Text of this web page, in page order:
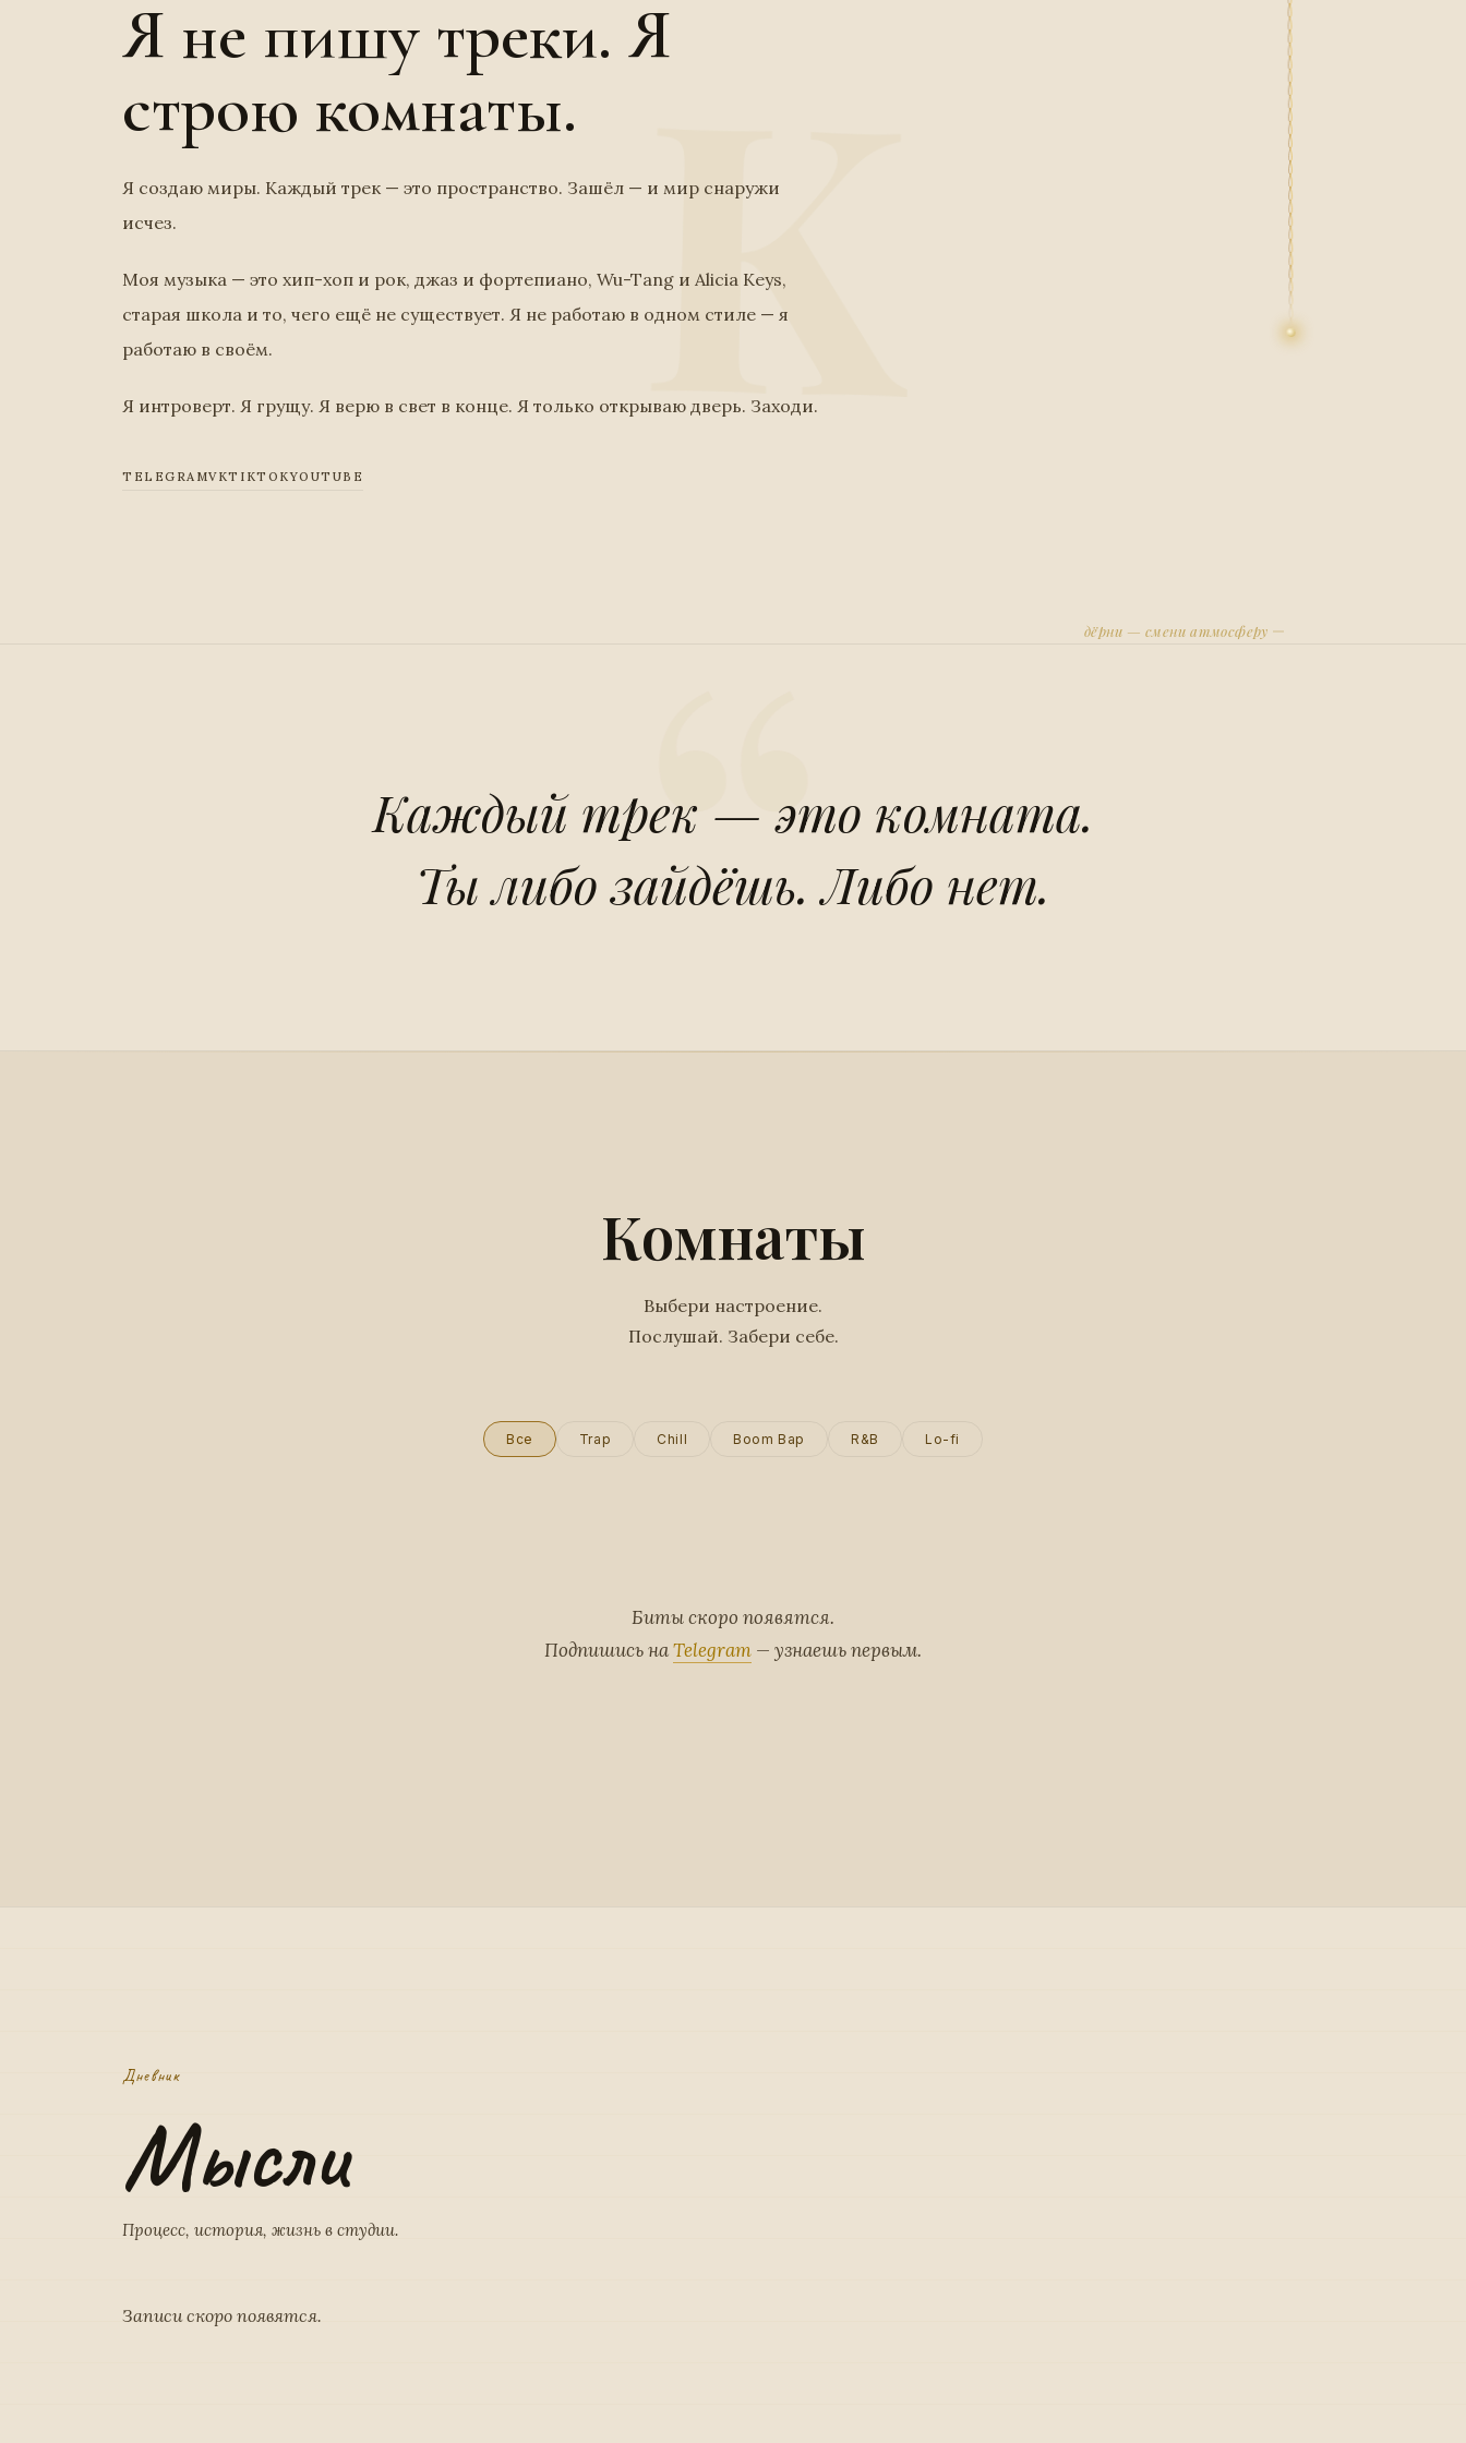
дёрни — смени атмосферу
Я не пишу треки. Я
строю комнаты.
Я создаю миры. Каждый трек — это пространство. Зашёл — и мир снаружи
исчез.
Моя музыка — это хип-хоп и рок, джаз и фортепиано, Wu-Tang и Alicia Keys,
старая школа и то, чего ещё не существует. Я не работаю в одном стиле — я
работаю в своём.
Я интроверт. Я грущу. Я верю в свет в конце. Я только открываю дверь. Заходи.
TELEGRAMVKTIKTOKYOUTUBE
Каждый трек — это комната.
Ты либо зайдёшь. Либо нет.
Комнаты
Выбери настроение.
Послушай. Забери себе.
Все Trap Chill Boom Bap R&B Lo-fi
Биты скоро появятся.
Подпишись наTelegram — узнаешь первым.
Дневник
Мысли
Процесс, история, жизнь в студии.
Записи скоро появятся.